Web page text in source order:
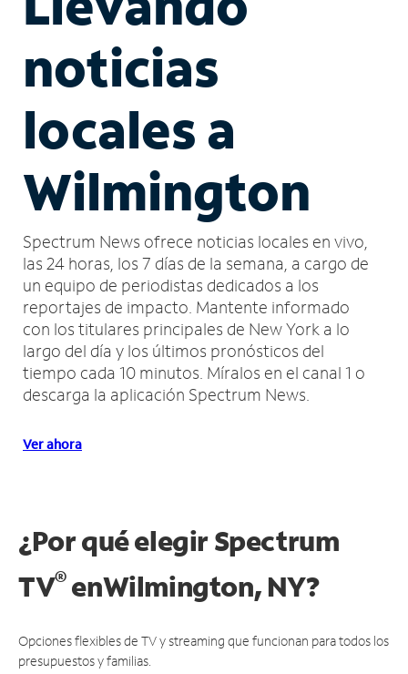
noticias
locales a
Wilmington
Spectrum News ofrece noticias locales en vivo,
las 24 horas, los 7 días de la semana, a cargo de
un equipo de periodistas dedicados a los
reportajes de impacto. Mantente informado
con los titulares principales de New York a lo
largo del día y los últimos pronósticos del
tiempo cada 10 minutos. Míralos en el canal 1 o
descarga la aplicación Spectrum News.
Ver ahora
¿Por qué elegir Spectrum
TV®enWilmington, NY?
Opciones flexibles de TV y streaming que funcionan para todos los
presupuestos y familias.